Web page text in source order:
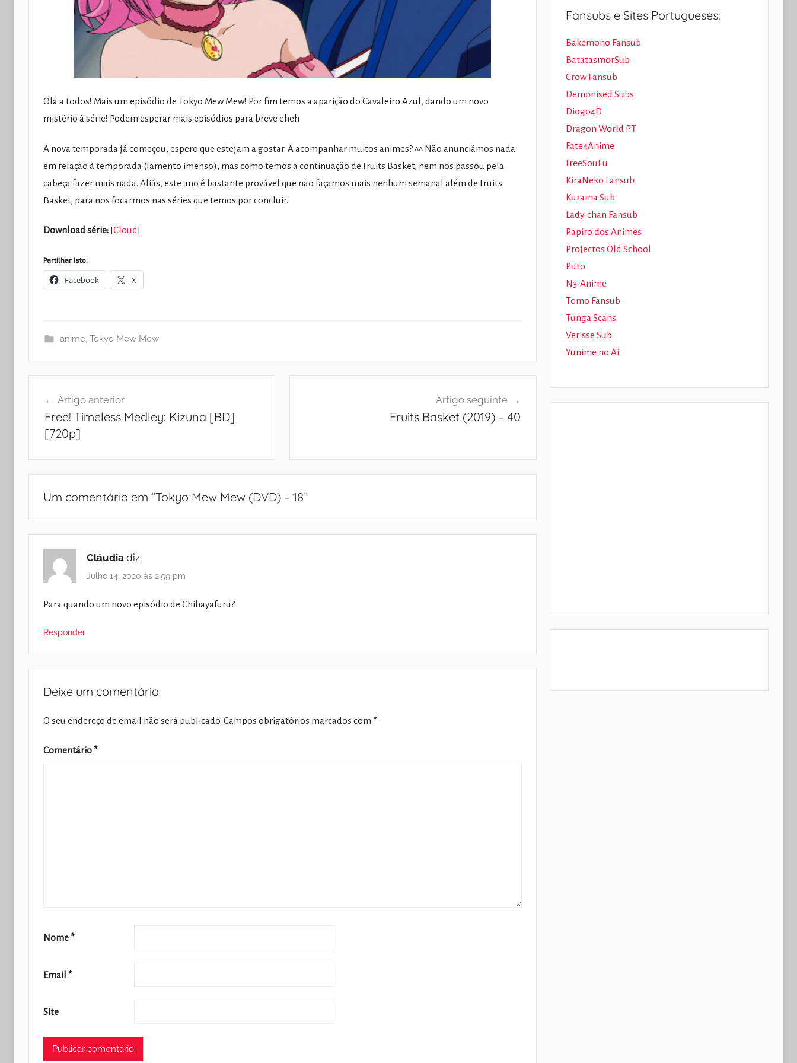
Olá a todos! Mais um episódio de Tokyo Mew Mew! Por fim temos a aparição do Cavaleiro Azul, dando um novo
mistério à série! Podem esperar mais episódios para breve eheh
A nova temporada já começou, espero que estejam a gostar. A acompanhar muitos animes? ^^ Não anunciámos nada
em relação à temporada (lamento imenso), mas como temos a continuação de Fruits Basket, nem nos passou pela
cabeça fazer mais nada. Aliás, este ano é bastante provável que não façamos mais nenhum semanal além de Fruits
Basket, para nos focarmos nas séries que temos por concluir.
Download série: [Cloud]
Partilhar isto:
Facebook X
anime, Tokyo Mew Mew
artigos
Artigo anterior
Free! Timeless Medley: Kizuna [BD]
[720p]
Artigo seguinte
Fruits Basket (2019) – 40
Um comentário em “Tokyo Mew Mew (DVD) – 18”
Cláudia diz:
Julho 14, 2020 às 2:59 pm
Para quando um novo episódio de Chihayafuru?
Responder
Deixe um comentário
O seu endereço de email não será publicado. Campos obrigatórios marcados com *
Comentário *
Nome *
Email *
Site
Fansubs e Sites Portugueses:
Bakemono Fansub
BatatasmorSub
Crow Fansub
Demonised Subs
Diogo4D
Dragon World PT
Fate4Anime
FreeSouEu
KiraNeko Fansub
Kurama Sub
Lady-chan Fansub
Papiro dos Animes
Projectos Old School
Puto
N3-Anime
Tomo Fansub
Tunga Scans
Verisse Sub
Yunime no Ai